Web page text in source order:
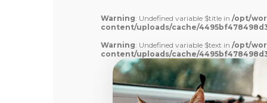
Warning: Undefined variable $title in /opt/
content/uploads/cache/
Warning: Undefined variable $text in /opt/
content/uploads/cache/